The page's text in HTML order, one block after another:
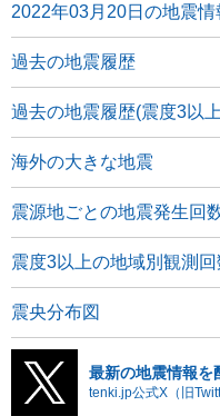
2022年03月20日の地震情
過去の地震履歴
過去の地震履歴(震度3以
海外の大きな地震
震源地ごとの地震発生回
震度3以上の地域別観測回
震央分布図
最新の地震情報を
tenki.jp公式X（旧